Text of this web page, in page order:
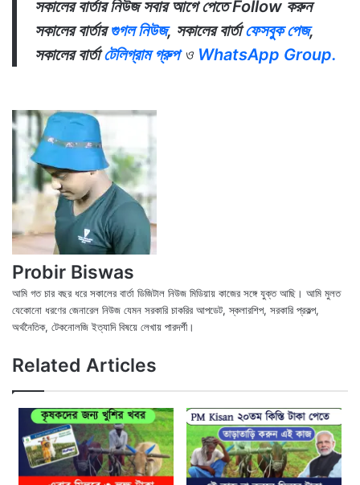
সকালের বার্তার নিউজ সবার আগে পেতে Follow করুন
সকালের বার্তারগুগল নিউজ, সকালের বার্তাফেসবুক পেজ,
সকালের বার্তাটেলিগ্রাম গ্রুপও WhatsApp Group.
Probir Biswas
আমি গত চার বছর ধরে সকালের বার্তা ডিজিটাল নিউজ মিডিয়ায় কাজের সঙ্গে যুক্ত আছি। আমি মুলত
যেকোনো ধরণের জেনারেল নিউজ যেমন সরকারি চাকরির আপডেট, স্কলারশিপ, সরকারি প্রকল্প,
অর্থনৈতিক, টেকনোলজি ইত্যাদি বিষয়ে লেখায় পারদর্শী।
Related Articles